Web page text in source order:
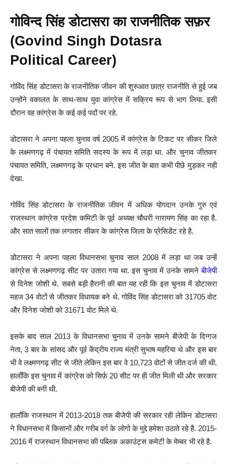
गोविन्द सिंह डोटासरा का राजनीतिक सफ़र
(Govind Singh Dotasra
Political Career)
गोविंद सिंह डोटासरा के राजनीतिक जीवन की शुरुआत छात्र राजनीति से हुई जब
उन्होंने वकालत के साथ-साथ युवा कांग्रेस में सक्रिय रूप से भाग लिया. इसी
दौरान वह कांग्रेस के कई कई पदों पर रहे.
डोटासरा ने अपना पहला चुनाव वर्ष 2005 में कांग्रेस के टिकट पर सीकर जिले
के लक्ष्मणगढ़ में पंचायत समिति सदस्य के रूप में लड़ा था. और चुनाव जीतकर
पंचायत समिति, लक्ष्मणगढ़ के प्रधान बने. इस जीत के बात कभी पीछे मुड़कर नही
देखा.
गोविंद सिंह डोटासरा के राजनीतिक जीवन में अधिक योगदान उनके गुरु एवं
राजस्थान कांग्रेस प्रदेश कमिटी के पूर्व अध्यक्ष चौधरी नारायण सिंह का रहा है.
और सात सालों तक लगातार सीकर के कांग्रेस जिला के प्रेसिडेंट रहे है.
डोटासरा ने अपना पहला विधानसभा चुनाव साल 2008 में लड़ा था जब उन्हें
कांग्रेस से लक्ष्मणगढ़ सीट पर उतारा गया था. इस चुनाव में उनके सामनेबीजेपी
से दिनेश जोशी थे. सबसे बड़ी हैरानी की बात यह रही कि इस चुनाव में डोटासरा
महज 34 वोटों से जीतकर विधायक बने थे. गोविंद सिंह डोटासरा को 31705 वोट
और दिनेश जोशी को 31671 वोट मिले थे.
इसके बाद साल 2013 के विधानसभा चुनाव में उनके सामने बीजेपी के दिग्गज
नेता, 3 बार के सांसद और पूर्व केंद्रीय राज्य मंत्री सुभाष महरिया थे और इस बार
भी वे लक्ष्मणगढ़ सीट से जीते लेकिन इस बार वे 10,723 वोटों से जीत दर्ज की थी.
हालाँकि इस चुनाव में कांग्रेस को सिर्फ़ 20 सीट पर ही जीत मिली थी और सरकार
बीजेपी की बनी थी.
हालाँकि राजस्थान में 2013-2018 तक बीजेपी की सरकार रही लेकिन डोटासरा
ने विधानसभा में किसानों और गरीब वर्ग के लोगो के मुद्दे हमेशा उठाते रहे है. 2015-
2016 में राजस्थान विधानसभा की पब्लिक अकाउंट्स कमेटी के मेम्बर भी रहे है.